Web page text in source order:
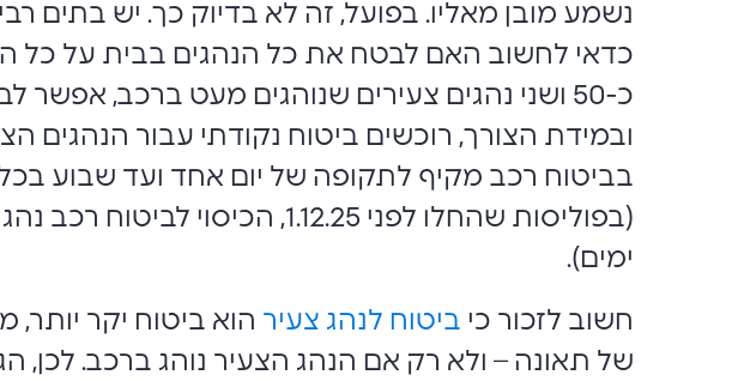
נשמע מובן מאליו. בפועל, זה לא בדיוק כך. יש בתים
כדאי לחשוב האם לבטח את כל הנהגים בבית על כל
כ-50 ושני נהגים צעירים שנוהגים מעט ברכב,
ובמידת הצורך, רוכשים ביטוח נקודתי עבור הנהגים
(בפוליסות שהחלו לפני 1.12.25,
ימים).
חשוב לזכור כי ביטוח לנהג צעיר הוא ביטוח יקר
של תאונה – ולא רק אם הנהג הצעיר נוהג ברכב. לכן,